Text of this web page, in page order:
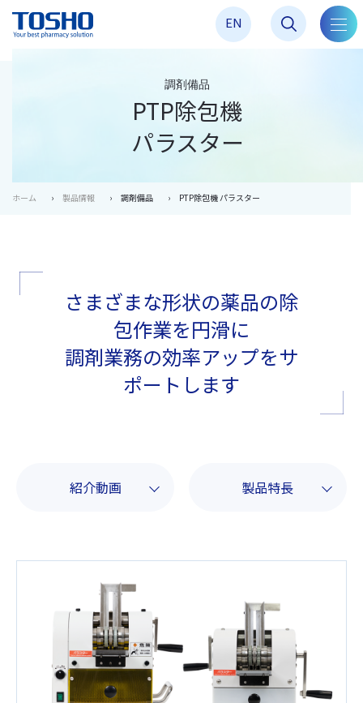
EN
調剤備品
PTP除包機
パラスター
ホーム 製品情報 調剤備品 PTP除包機 パラスター
さまざまな形状の薬品の除
包作業を円滑に
調剤業務の効率アップをサ
ポートします
紹介動画 製品特長